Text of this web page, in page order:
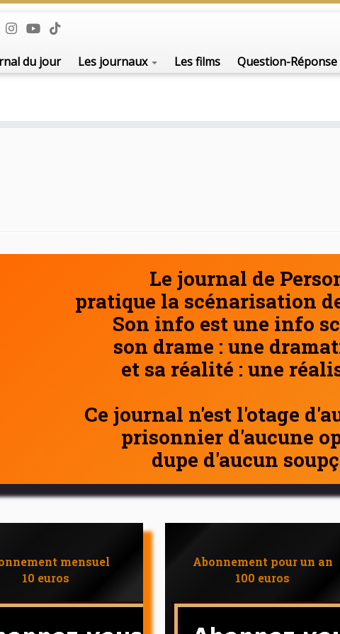
du jour Les journaux Les films Question-Réponse
Le journal de
pratique la scénarisation
Son info est une info
son drame : une
et sa réalité : une
Ce journal n'est l'otage
prisonnier d'aucune
dupe d'aucun
mensuel
10 euros
Abonnement pour un an
100 euros